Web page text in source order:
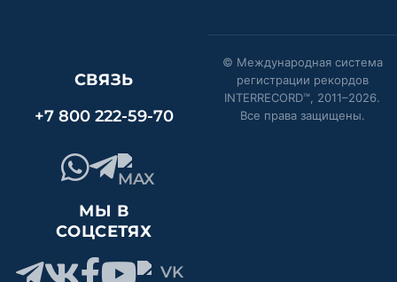
СВЯЗЬ
+7 800 222-59-70
МЫ В
СОЦСЕТЯХ
© Международная система
регистрации рекордов
INTERRECORD™, 2011–2026.
Все права защищены.